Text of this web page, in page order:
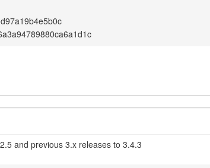
and previous 3.x releases to 3.4.3